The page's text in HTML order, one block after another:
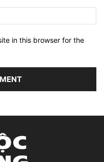
in this browser for the